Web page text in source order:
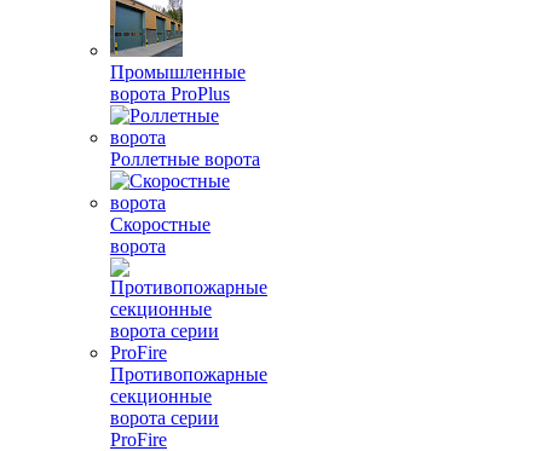
Промышленные
ворота ProPlus
Роллетные ворота
Скоростные
ворота
Противопожарные
секционные
ворота серии
ProFire